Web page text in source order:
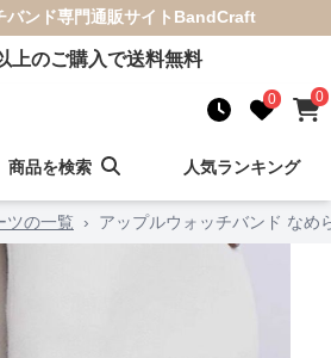
バンド専門通販サイト BandCraft
上のご購入で送料無料
0 0
商品を検索 人気ランキング
ツの一覧 › アップルウォッチバンド なめ